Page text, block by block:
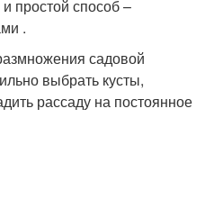
простой способ –
.
садовой
выбрать кусты,
рассаду на постоянное